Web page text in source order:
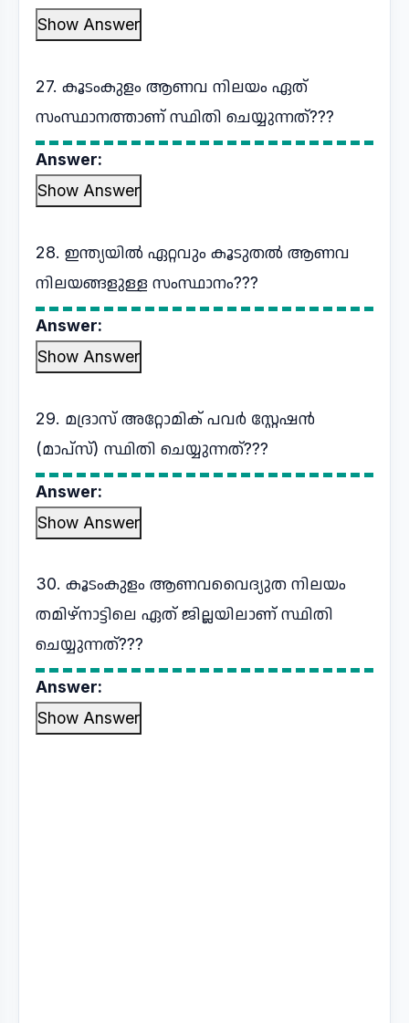
Show Answer
27. കൂടംകുളം ആണവ നിലയം ഏത്
സംസ്ഥാനത്താണ് സ്ഥിതി ചെയ്യുന്നത്???
Answer:
Show Answer
28. ഇന്ത്യയിൽ ഏറ്റവും കൂടുതൽ ആണവ
നിലയങ്ങളുള്ള സംസ്ഥാനം???
Answer:
Show Answer
29. മദ്രാസ് അറ്റോമിക് പവർ സ്റ്റേഷൻ
(മാപ്സ്) സ്ഥിതി ചെയ്യുന്നത്???
Answer:
Show Answer
30. കൂടംകുളം ആണവവൈദ്യുത നിലയം
തമിഴ്നാട്ടിലെ ഏത് ജില്ലയിലാണ് സ്ഥിതി
ചെയ്യുന്നത്???
Answer:
Show Answer